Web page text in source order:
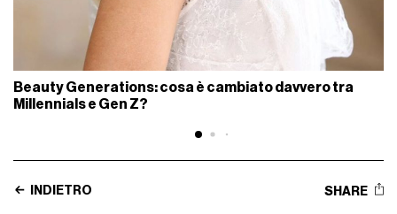
Beauty Generations: cosa è cambiato davvero tra
Millennials e Gen Z?
INDIETRO SHARE